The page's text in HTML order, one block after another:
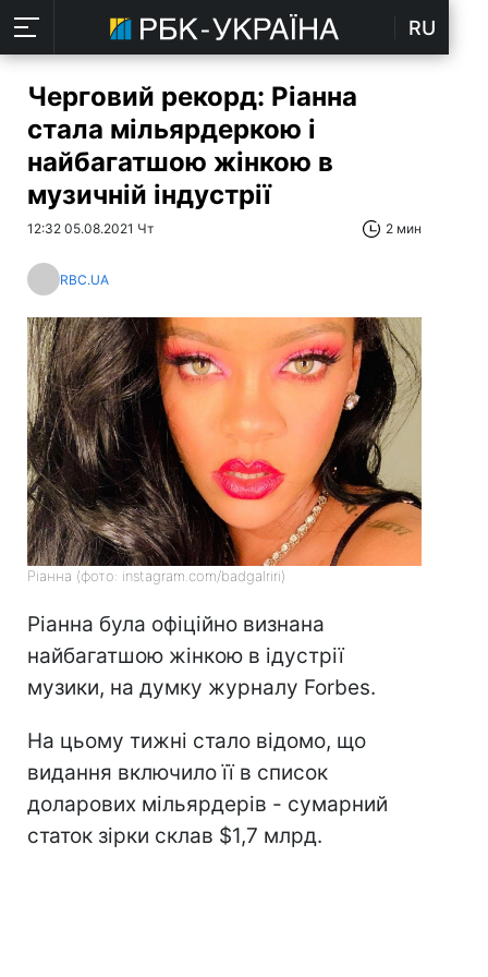
RU
Черговий рекорд: Ріанна
стала мільярдеркою і
найбагатшою жінкою в
музичній індустрії
12:32 05.08.2021 Чт 2 мин
RBC.UA
Ріанна (фото: instagram.com/badgalriri)
Ріанна була офіційно визнана
найбагатшою жінкою в ідустрії
музики, на думку журналу Forbes.
На цьому тижні стало відомо, що
видання включило її в список
доларових мільярдерів - сумарний
статок зірки склав $1,7 млрд.